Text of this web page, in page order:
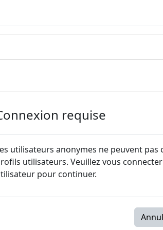
requise
utilisateurs anonymes ne peuvent pas
utilisateurs. Veuillez vous
pour continuer.